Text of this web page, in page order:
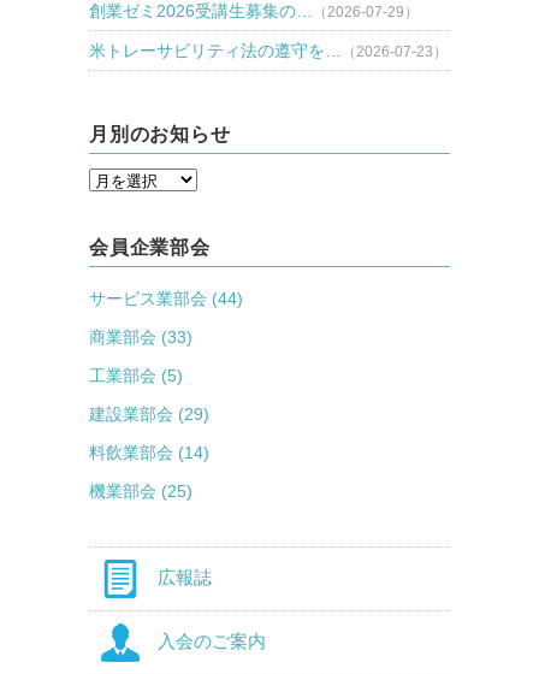
創業ゼミ2026受講生募集の… （2026-07-29）
米トレーサビリティ法の遵守を… （2026-07-23）
月別のお知らせ
会員企業部会
サービス業部会 (44)
商業部会 (33)
工業部会 (5)
建設業部会 (29)
料飲業部会 (14)
機業部会 (25)
広報誌
入会のご案内